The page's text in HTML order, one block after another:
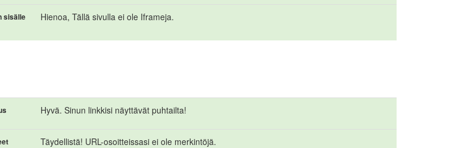
sisälle
Hienoa, Tällä sivulla ei ole Iframeja.
Hyvä. Sinun linkkisi näyttävät puhtailta!
Täydellistä! URL-osoitteissasi ei ole merkintöjä.